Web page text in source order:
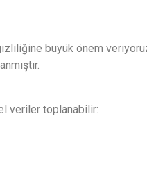
büyük önem
veriler toplanabilir: